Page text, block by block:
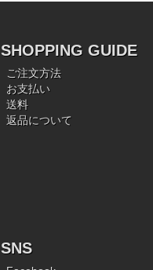
SHOPPING GUIDE
ご注文方法
お支払い
送料
返品について
SNS